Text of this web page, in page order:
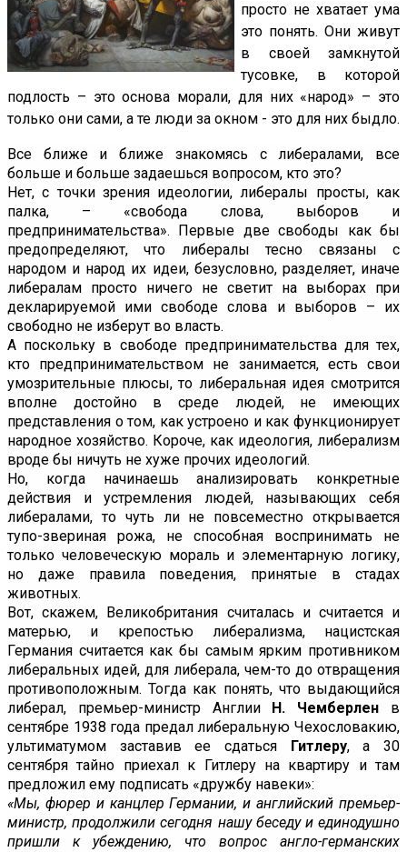
просто не хватает ума
это понять. Они живут
в своей замкнутой
тусовке, в которой
подлость – это основа морали, для них «народ» – это
только они сами, а те люди за окном - это для них быдло.
Все ближе и ближе знакомясь с либералами, все
больше и больше задаешься вопросом, кто это?
Нет, с точки зрения идеологии, либералы просты, как
палка, – «свобода слова, выборов и
предпринимательства». Первые две свободы как бы
предопределяют, что либералы тесно связаны с
народом и народ их идеи, безусловно, разделяет, иначе
либералам просто ничего не светит на выборах при
декларируемой ими свободе слова и выборов – их
свободно не изберут во власть.
А поскольку в свободе предпринимательства для тех,
кто предпринимательством не занимается, есть свои
умозрительные плюсы, то либеральная идея смотрится
вполне достойно в среде людей, не имеющих
представления о том, как устроено и как функционирует
народное хозяйство. Короче, как идеология, либерализм
вроде бы ничуть не хуже прочих идеологий.
Но, когда начинаешь анализировать конкретные
действия и устремления людей, называющих себя
либералами, то чуть ли не повсеместно открывается
тупо-звериная рожа, не способная воспринимать не
только человеческую мораль и элементарную логику,
но даже правила поведения, принятые в стадах
животных.
Вот, скажем, Великобритания считалась и считается и
матерью, и крепостью либерализма, нацистская
Германия считается как бы самым ярким противником
либеральных идей, для либерала, чем-то до отвращения
противоположным. Тогда как понять, что выдающийся
либерал, премьер-министр Англии
Н. Чемберлен в
сентябре 1938 года предал либеральную Чехословакию,
ультиматумом заставив ее сдаться
Гитлеру, а 30
сентября тайно приехал к Гитлеру на квартиру и там
предложил ему подписать «дружбу навеки»:
«Мы, фюрер и канцлер Германии, и английский премьер-
министр, продолжили сегодня нашу беседу и единодушно
пришли к убеждению, что вопрос англо-германских